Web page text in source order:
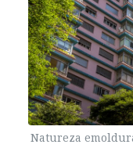
Natureza